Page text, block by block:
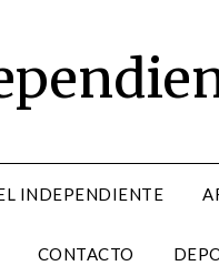
INDEPENDIENTE
CONTACTO